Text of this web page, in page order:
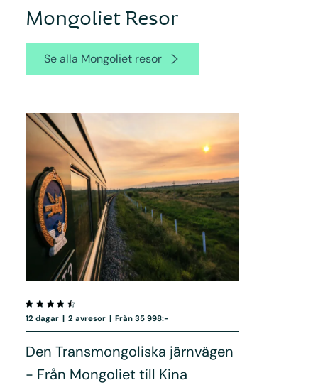
Mongoliet Resor
Se alla Mongoliet resor
12 dagar | 2 avresor | Från 35 998:-
Den Transmongoliska järnvägen
- Från Mongoliet till Kina